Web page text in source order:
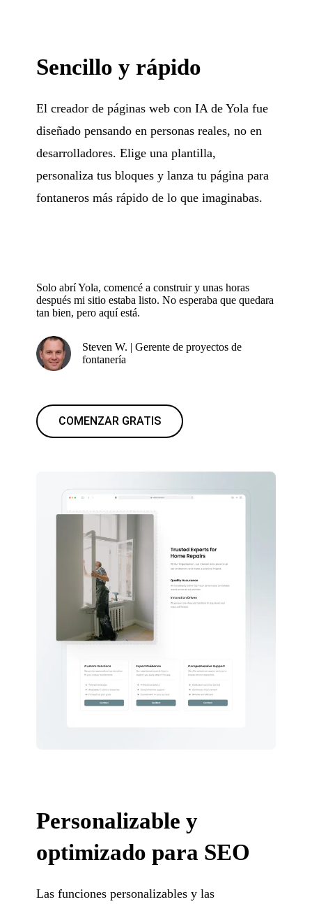
Sencillo y rápido
El creador de páginas web con IA de Yola fue
diseñado pensando en personas reales, no en
desarrolladores. Elige una plantilla,
personaliza tus bloques y lanza tu página para
fontaneros más rápido de lo que imaginabas.
Solo abrí Yola, comencé a construir y unas horas
después mi sitio estaba listo. No esperaba que quedara
tan bien, pero aquí está.
Steven W. | Gerente de proyectos de
fontanería
COMENZAR GRATIS
Personalizable y
optimizado para SEO
Las funciones personalizables y las